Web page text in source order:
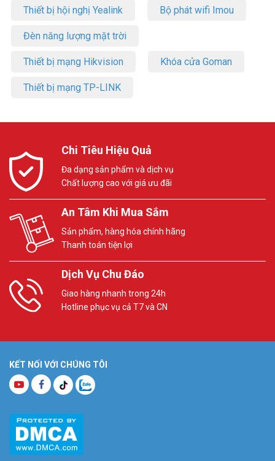
Thiết bị hội nghị Yealink Bộ phát wifi Imou
Đèn năng lượng mặt trời
Thiết bị mạng Hikvision Khóa cửa Goman
Thiết bị mạng TP-LINK
Chi Tiêu Hiệu Quả
Đa dạng sản phẩm và dịch vụ
Chất lượng cao với giá ưu đãi
An Tâm Khi Mua Sắm
Sản phẩm, hàng hóa chính hãng
Thanh toán tiện lợi
Dịch Vụ Chu Đáo
Giao hàng nhanh trong 24h
Hotline phục vụ cả T7 và CN
KẾT NỐI VỚI CHÚNG TÔI